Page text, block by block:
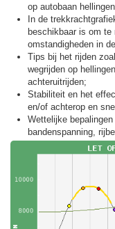
op autobaan
In de
beschikbaar is om te
omstandigheden in
Tips bij het rijden
wegrijden op
achteruitrijden;
Stabiliteit en het
en/of achterop en
Wettelijke
bandenspanning,